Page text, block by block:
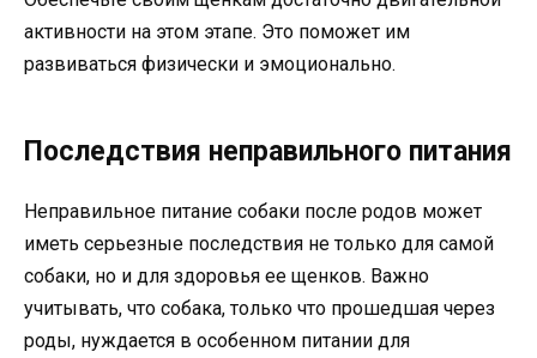
активности на этом этапе. Это поможет им
развиваться физически и эмоционально.
Последствия неправильного питания
Неправильное питание собаки после родов может
иметь серьезные последствия не только для самой
собаки, но и для здоровья ее щенков. Важно
учитывать, что собака, только что прошедшая через
роды, нуждается в особенном питании для